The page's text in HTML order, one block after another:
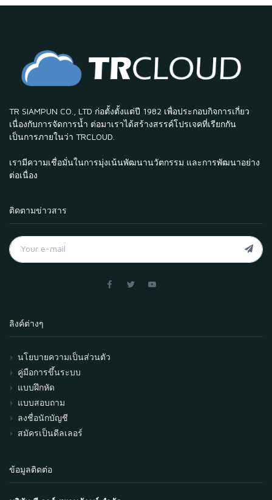
TR SIAMPUN CO., LTD ก่อตั้งตั้งแต่ปี 1982 เพื่อประกอบกิจการเกี่ยว
เนื่องกับการจัดการน้ำ ต่อมาเราได้สร้างสรรค์โปรเจคที่เรียกกัน
เป็นการภายในว่า TRCLOUD.
เรามีความเชื่อมั่นในการมุ่งเน้นพัฒนานวัตกรรม และการพัฒนาอย่าง
ต่อเนื่อง
ติดตามข่าวสาร
ลิงค์ต่างๆ
นโยบายความเป็นส่วนตัว
คู่มือการขึ้นระบบ
แบบฝึกหัด
แบบสอบถาม
ลงชื่อนักบัญชี
สมัครเป็นดีลเลอร์
ข้อมูลติดต่อ